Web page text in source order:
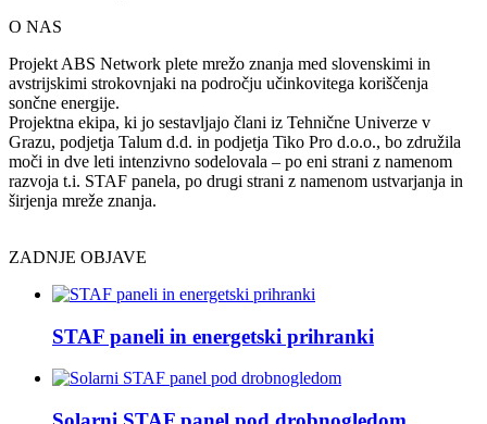
O NAS
Projekt ABS Network plete mrežo znanja med slovenskimi in
avstrijskimi strokovnjaki na področju učinkovitega koriščenja
sončne energije.
Projektna ekipa, ki jo sestavljajo člani iz Tehnične Univerze v
Grazu, podjetja Talum d.d. in podjetja Tiko Pro d.o.o., bo združila
moči in dve leti intenzivno sodelovala – po eni strani z namenom
razvoja t.i. STAF panela, po drugi strani z namenom ustvarjanja in
širjenja mreže znanja.
ZADNJE OBJAVE
STAF paneli in energetski prihranki